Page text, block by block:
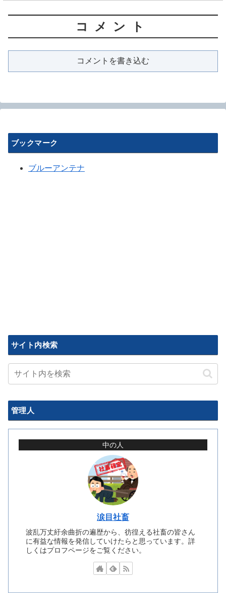
コメント
コメントを書き込む
ブックマーク
ブルーアンテナ
サイト内検索
管理人
中の人
涙目社畜
波乱万丈紆余曲折の遍歴から、彷徨える社畜の皆さん
に有益な情報を発信していけたらと思っています。詳
しくはプロフページをご覧ください。